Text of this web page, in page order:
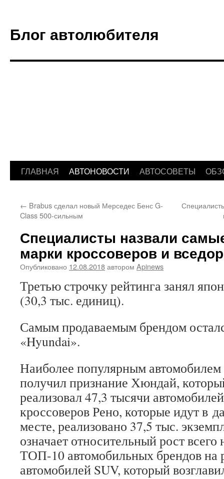
Блог автолюбителя
Перейти
содержимому
ГЛАВНАЯ АВТОНОВОСТИ АВТОСОВЕТЫ
← Brabus сделал новый Мерседес Бенс G-
Class 500-сильным‍
Специалисты назвали
марки кроссоверов и
Опубликовано 12.08.2018автором Apinews
Третью строчку рейтинга занял
(30,3 тыс. единиц).
Самым продаваемым брендом
«Hyundai».
Наиболее популярным автомобилем
получил признание Хюндай,
реализовал 47,3 тысячи
кроссоверов Рено, которые идут в
месте, реализовано 37,5 тыс.
означает относительный рост
ТОП-10 автомобильных брендов на
автомобилей SUV, который